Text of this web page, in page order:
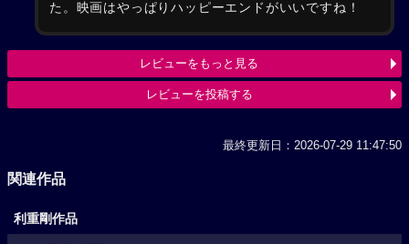
た。映画はやっぱりハッピーエンドがいいですね！
レビューをもっと見る
レビューを投稿する
最終更新日：2026-07-29 11:47:50
関連作品
利重剛作品